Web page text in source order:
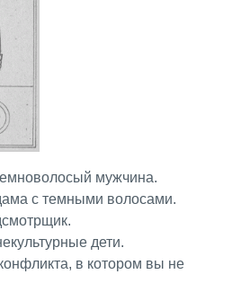
мужчина.
с темными волосами.
дети.
в котором вы не